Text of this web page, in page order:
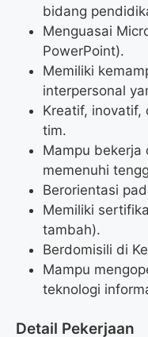
bidang
Menguasai
PowerPoint).
Memiliki
interpersonal
Kreatif, inovatif,
tim.
Mampu bekerja
memenuhi
Berorientasi
Memiliki
tambah).
Berdomisili di
Mampu
teknologi
Detail Pekerjaan